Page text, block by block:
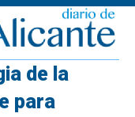
de la
para